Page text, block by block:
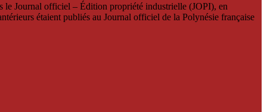
le Journal officiel – Édition propriété industrielle (JOPI), en
étaient publiés au Journal officiel de la Polynésie française